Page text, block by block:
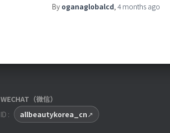
By oganaglobalcd, 4 monthsago
WECHAT（微信）
ID :
allbeautykorea_cn